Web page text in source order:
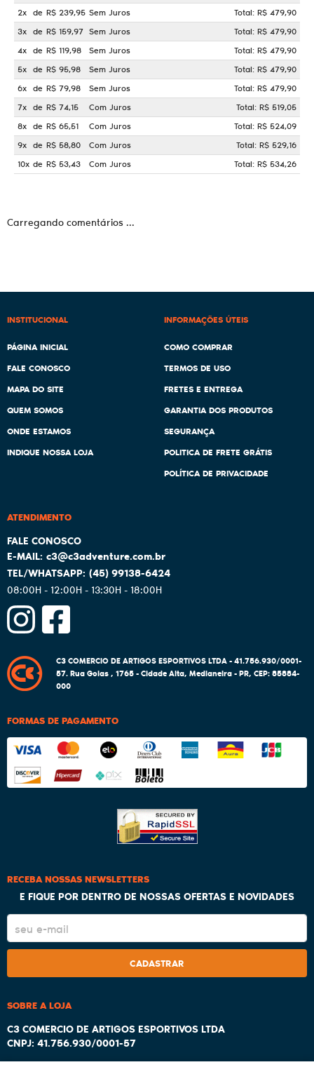
2x de R$ 239,95 Sem Juros
Total: R$ 479,90
3x de R$ 159,97 Sem Juros
Total: R$ 479,90
4x de R$ 119,98 Sem Juros
Total: R$ 479,90
5x de R$ 95,98 Sem Juros
Total: R$ 479,90
6x de R$ 79,98 Sem Juros
Total: R$ 479,90
7x de R$ 74,15 Com Juros
Total: R$ 519,05
8x de R$ 65,51 Com Juros
Total: R$ 524,09
9x de R$ 58,80 Com Juros
Total: R$ 529,16
10x de R$ 53,43 Com Juros Total: R$ 534,26
Carregando comentários ...
INSTITUCIONAL
PÁGINA INICIAL
FALE CONOSCO
MAPA DO SITE
QUEM SOMOS
ONDE ESTAMOS
INDIQUE NOSSA LOJA
INFORMAÇÕES ÚTEIS
COMO COMPRAR
TERMOS DE USO
FRETES E ENTREGA
GARANTIA DOS PRODUTOS
SEGURANÇA
POLITICA DE FRETE GRÁTIS
POLÍTICA DE PRIVACIDADE
ATENDIMENTO
(45)99138-6424
08:00H - 12:00H - 13:30H - 18:00H
c3@c3adventure.com.br
C3 COMERCIO DE ARTIGOS ESPORTIVOS LTDA - 41.756.930/0001-
57.Rua Goias , 1765-Cidade Alta, Medianeira-PR, CEP: 85884-
000
FORMAS DE PAGAMENTO
RECEBA NOSSAS NEWSLETTERS
E FIQUE POR DENTRO DE NOSSAS OFERTAS E NOVIDADES
CADASTRAR
SOBRE A LOJA
C3 COMERCIO DE ARTIGOS ESPORTIVOS LTDA
CNPJ: 41.756.930/0001-57